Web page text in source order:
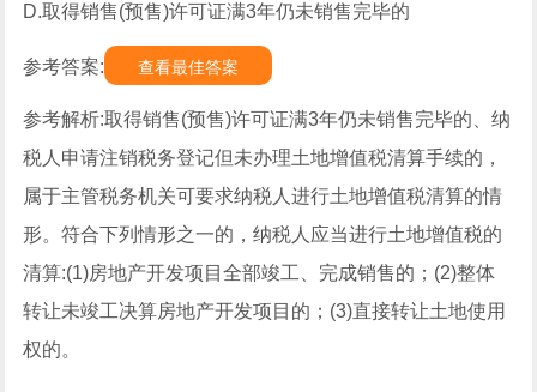
D.取得销售(预售)许可证满3年仍未销售完毕的
参考答案: 查看最佳答案
参考解析:取得销售(预售)许可证满3年仍未销售完毕的、纳
税人申请注销税务登记但未办理土地增值税清算手续的，
属于主管税务机关可要求纳税人进行土地增值税清算的情
形。符合下列情形之一的，纳税人应当进行土地增值税的
清算:(1)房地产开发项目全部竣工、完成销售的；(2)整体
转让未竣工决算房地产开发项目的；(3)直接转让土地使用
权的。